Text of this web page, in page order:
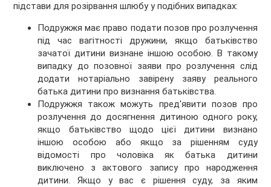
підстави для розірвання шлюбу у подібних випадках:
Подружжя має право подати позов про розлучення
під час вагітності дружини, якщо батьківство
зачатої дитини визнане іншою особою. В такому
випадку до позовної заяви про розлучення слід
додати нотаріально завірену заяву реального
батька дитини про визнання батьківства.
Подружжя також можуть пред'явити позов про
розлучення до досягнення дитиною одного року,
якщо батьківство щодо цієї дитини визнано
іншою особою або якщо за рішенням суду
відомості про чоловіка як батька дитини
виключено з актового запису про народження
дитини. Якщо у вас є рішення суду, за яким